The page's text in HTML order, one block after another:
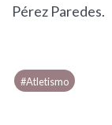
Pérez Paredes.
#Atletismo